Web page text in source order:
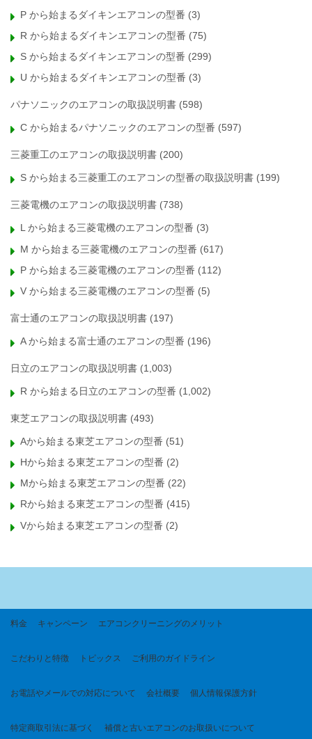
P から始まるダイキンエアコンの型番 (3)
R から始まるダイキンエアコンの型番 (75)
S から始まるダイキンエアコンの型番 (299)
U から始まるダイキンエアコンの型番 (3)
パナソニックのエアコンの取扱説明書 (598)
C から始まるパナソニックのエアコンの型番 (597)
三菱重工のエアコンの取扱説明書 (200)
S から始まる三菱重工のエアコンの型番の取扱説明書 (199)
三菱電機のエアコンの取扱説明書 (738)
L から始まる三菱電機のエアコンの型番 (3)
M から始まる三菱電機のエアコンの型番 (617)
P から始まる三菱電機のエアコンの型番 (112)
V から始まる三菱電機のエアコンの型番 (5)
富士通のエアコンの取扱説明書 (197)
A から始まる富士通のエアコンの型番 (196)
日立のエアコンの取扱説明書 (1,003)
R から始まる日立のエアコンの型番 (1,002)
東芝エアコンの取扱説明書 (493)
Aから始まる東芝エアコンの型番 (51)
Hから始まる東芝エアコンの型番 (2)
Mから始まる東芝エアコンの型番 (22)
Rから始まる東芝エアコンの型番 (415)
Vから始まる東芝エアコンの型番 (2)
料金 キャンペーン エアコンクリーニングのメリット
こだわりと特徴 トピックス ご利用のガイドライン
お電話やメールでの対応について 会社概要 個人情報保護方針
特定商取引法に基づく
補償と古いエアコンのお取扱いについて